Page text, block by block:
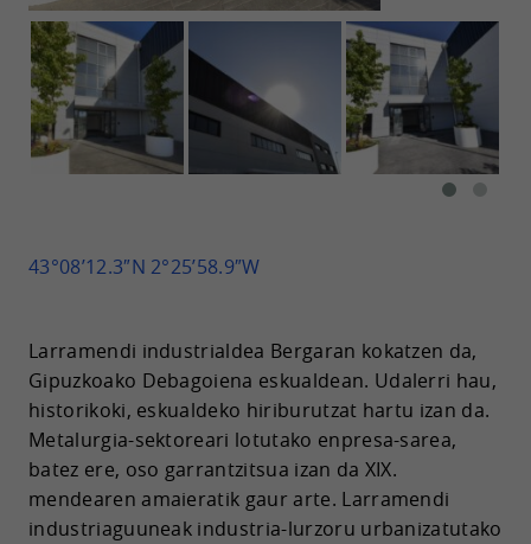
43°08’12.3″N 2°25’58.9″W
Larramendi industrialdea Bergaran kokatzen da,
Gipuzkoako Debagoiena eskualdean. Udalerri hau,
historikoki, eskualdeko hiriburutzat hartu izan da.
Metalurgia-sektoreari lotutako enpresa-sarea,
batez ere, oso garrantzitsua izan da XIX.
mendearen amaieratik gaur arte. Larramendi
industriaguuneak industria-lurzoru urbanizatutako